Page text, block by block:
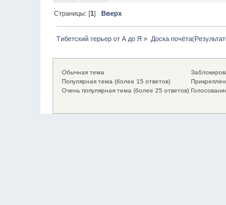
Страницы: [1]Вверх
Тибетский терьер от А до Я » Доска
Обычная тема
Популярная тема (более 15 ответов)
Очень популярная тема (более 25 ответов)